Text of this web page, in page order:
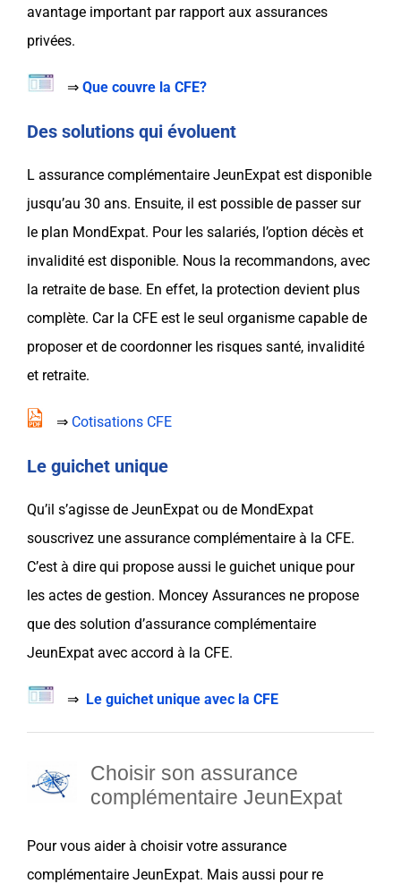
avantage important par rapport aux assurances
privées.
⇒ Que couvre la CFE?
Des solutions qui évoluent
L assurance complémentaire JeunExpat est disponible
jusqu’au 30 ans. Ensuite, il est possible de passer sur
le plan MondExpat. Pour les salariés, l’option décès et
invalidité est disponible. Nous la recommandons, avec
la retraite de base. En effet, la protection devient plus
complète. Car la CFE est le seul organisme capable de
proposer et de coordonner les risques santé, invalidité
et retraite.
⇒ Cotisations CFE
Le guichet unique
Qu’il s’agisse de JeunExpat ou de MondExpat
souscrivez une assurance complémentaire à la CFE.
C’est à dire qui propose aussi le guichet unique pour
les actes de gestion. Moncey Assurances ne propose
que des solution d’assurance complémentaire
JeunExpat avec accord à la CFE.
⇒ Le guichet unique avec la CFE
Choisir son assurance
complémentaire JeunExpat
Pour vous aider à choisir votre assurance
complémentaire JeunExpat. Mais aussi pour re